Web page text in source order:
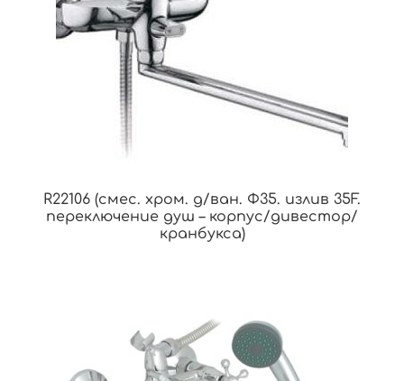
R22106 (смес. хром. д/ван. Ф35. излив 35F.
переключение душ – корпус/дивестор/
кранбукса)